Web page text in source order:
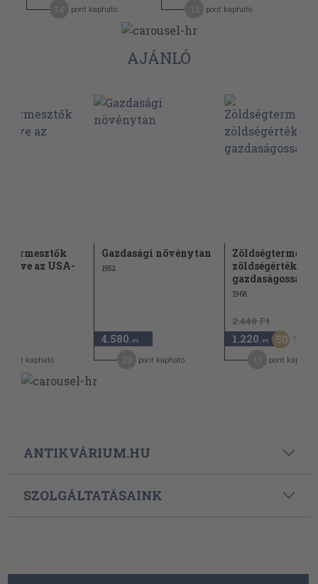
pont kapható pont kapható
AJÁNLÓ
az USA-
pont kapható
Gazdasági növénytan
1952
4.580 ,-Ft
pont kapható
Zöldségtermelés,
gazdaságosság
1968
2.440 Ft
1.220 ,-Ft 50
pont kapható
ANTIKVÁRIUM.HU
SZOLGÁLTATÁSAINK